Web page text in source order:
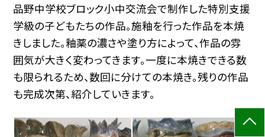
品野中学校ブロック小中交流会で制作した特別支援
学級の子どもたちの作品。施釉を行った作品を本焼
きしました。釉薬の濃さや塗り方によって、作品の雰
囲気が大きく変わってきます。一度に本焼きできる数
も限られるため、数回に分けての本焼き。残りの作品
も完成次第、紹介していきます。